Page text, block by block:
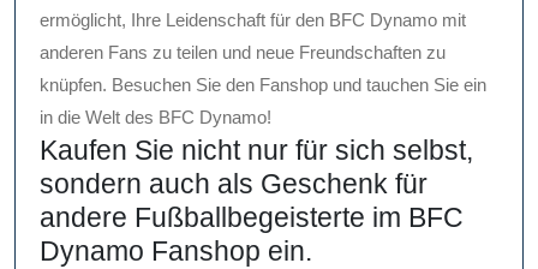
ermöglicht, Ihre Leidenschaft für den BFC Dynamo mit
anderen Fans zu teilen und neue Freundschaften zu
knüpfen. Besuchen Sie den Fanshop und tauchen Sie ein
in die Welt des BFC Dynamo!
Kaufen Sie nicht nur für sich selbst,
sondern auch als Geschenk für
andere Fußballbegeisterte im BFC
Dynamo Fanshop ein.